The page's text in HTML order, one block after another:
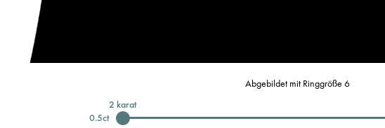
Abgebildet mit Ringgröße 6
0.5ct
2 karat